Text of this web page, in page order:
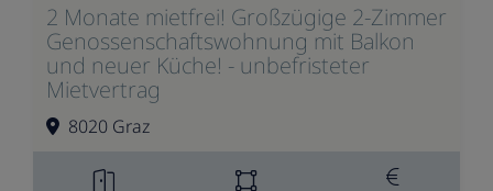
2 Monate mietfrei! Großzügige 2-Zimmer
Genossenschaftswohnung mit Balkon
und neuer Küche! - unbefristeter
Mietvertrag
8020 Graz